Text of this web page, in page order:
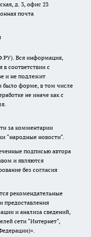
д. 3, офис 23
почта
Вся информация,
соответствии с
и не подлежит
было форме, в том числе
не иначе как с
за комментарии
"народные новости".
подписью автора
и являются
без согласия
рекомендательные
предоставления
и анализа сведений,
сети "Интернет",